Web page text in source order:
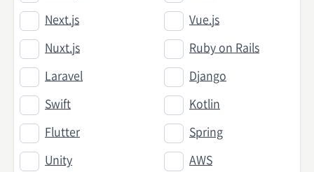
Next.js Vue.js
Nuxt.js Ruby on Rails
Laravel Django
Swift Kotlin
Flutter Spring
Unity AWS